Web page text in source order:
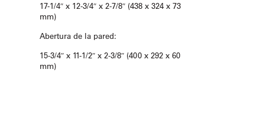
17-1/4″ x 12-3/4″ x 2-7/8″ (438 x 324 x 73
mm)
Abertura de la pared:
15-3/4″ x 11-1/2″ x 2-3/8″ (400 x 292 x 60
mm)